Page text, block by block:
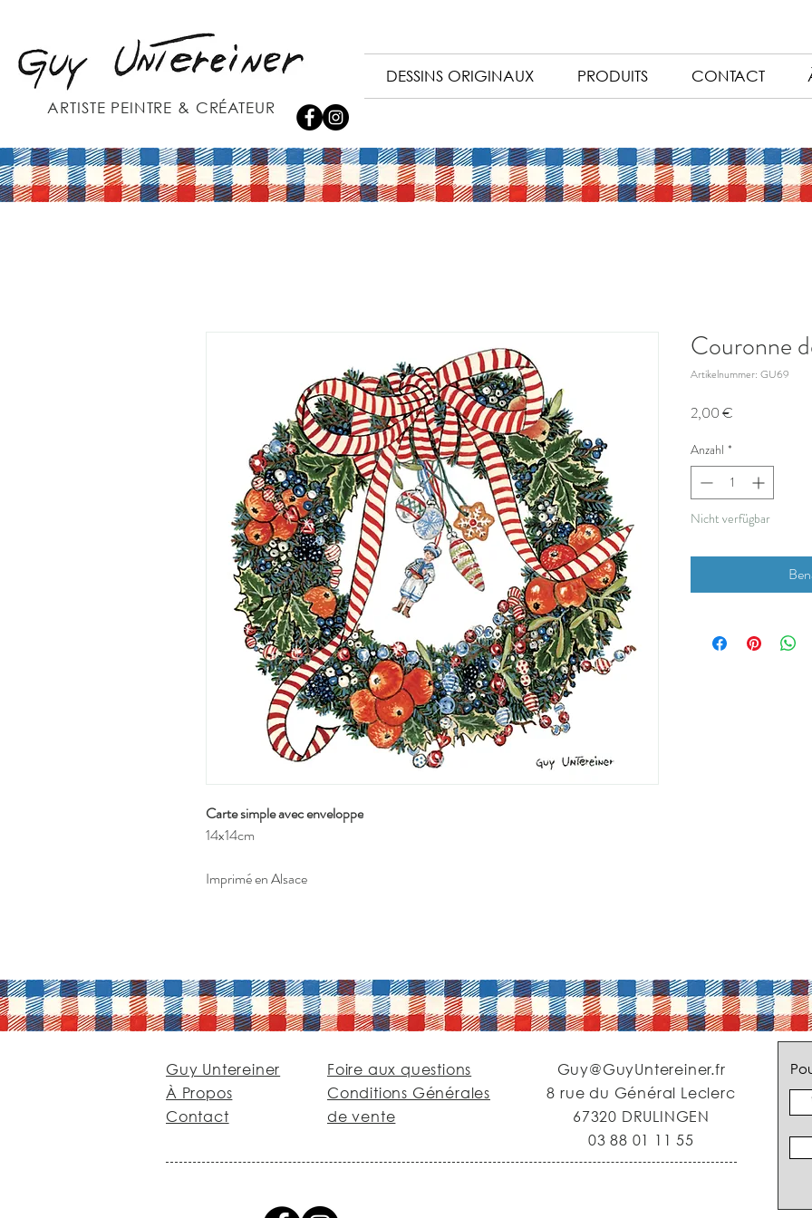
ARTISTE PEINTRE & CRÉATEUR
DESSINS ORIGINAUX PRODUITS CONTACT
Carte simple avec enveloppe
14x14cm
Imprimé en Alsace
Couronne
Artikelnummer: GU69
2,00 €
Anzahl *
Nicht verfügbar
Guy Untereiner
À Propos
Contact
Foire aux questions
Conditions Générales
de vente
Guy@GuyUntereiner.fr
8 rue du Général Leclerc
67320 DRULINGEN
03 88 01 11 55